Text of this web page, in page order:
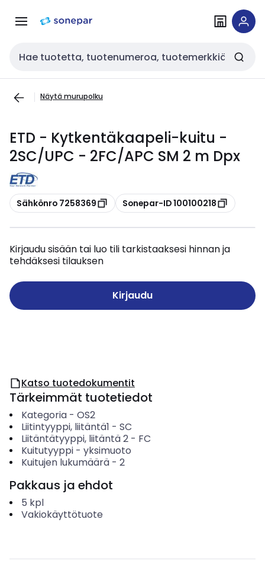
navigointiinsisältöön
Haku
Näytä murupolku
ETD - Kytkentäkaapeli-kuitu -
2SC/UPC - 2FC/APC SM 2 m Dpx
Kopioi
Sähkönro 7258369 Kopioi
Sonepar-ID 100100218
Kirjaudu sisään tai luo tili tarkistaaksesi hinnan ja
tehdäksesi tilauksen
Kirjaudu
Katso tuotedokumentit
Tärkeimmät tuotetiedot
Kategoria- OS2
Liitintyyppi, liitäntä1 - SC
Liitäntätyyppi, liitäntä 2- FC
Kuitutyyppi- yksimuoto
Kuitujen lukumäärä- 2
Pakkaus ja ehdot
5 kpl
Vakiokäyttötuote